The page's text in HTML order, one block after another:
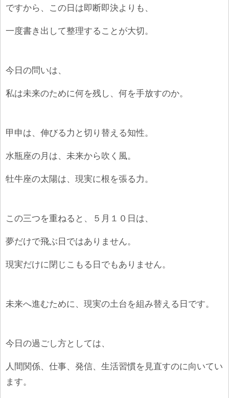
ですから、この日は即断即決よりも、
一度書き出して整理することが大切。
今日の問いは、
私は未来のために何を残し、何を手放すのか。
甲申は、伸びる力と切り替える知性。
水瓶座の月は、未来から吹く風。
牡牛座の太陽は、現実に根を張る力。
この三つを重ねると、５月１０日は、
夢だけで飛ぶ日ではありません。
現実だけに閉じこもる日でもありません。
未来へ進むために、現実の土台を組み替える日です。
今日の過ごし方としては、
人間関係、仕事、発信、生活習慣を見直すのに向いてい
ます。